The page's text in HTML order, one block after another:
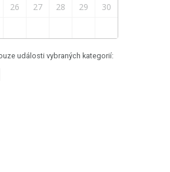
26 27 28 29
30
události vybraných kategorií: